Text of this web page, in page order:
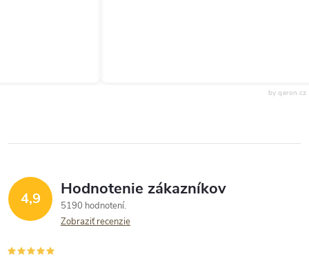
by qeron.cz
4,9 Hodnotenie zákazníkov
5190 hodnotení
Zobraziť recenzie